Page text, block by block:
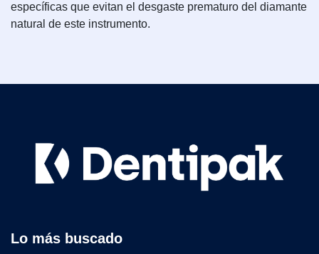
específicas que evitan el desgaste prematuro del diamante
natural de este instrumento.
Lo más buscado